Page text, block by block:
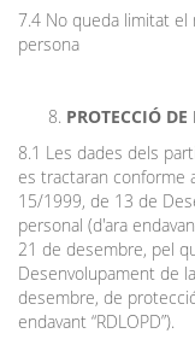
7.4 No queda limitat
persona
PROTECCIÓ DE
8.1 Les dades dels
es tractaran conforme
15/1999, de 13 de
personal (d'ara
21 de desembre, pel
Desenvolupament de
desembre, de
endavant “RDLOPD”).